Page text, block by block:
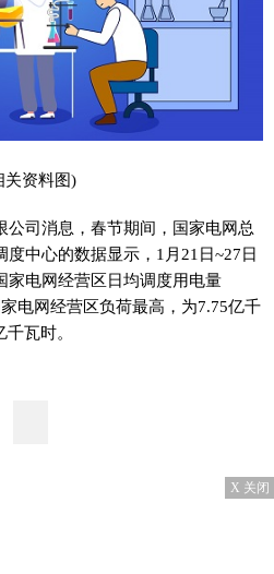
关资料图)
公司消息，春节期间，国家电网总
中心的数据显示，1月21日~27日
家电网经营区日均调度用电量
电网经营区负荷最高，为7.75亿千
瓦时。
X 关闭